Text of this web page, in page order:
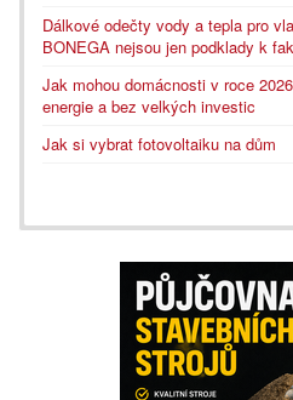
Dálkové odečty vody a tepla pro
BONEGA nejsou jen podklady k
Jak mohou domácnosti v roce
energie a bez velkých investic
Jak si vybrat fotovoltaiku na dům